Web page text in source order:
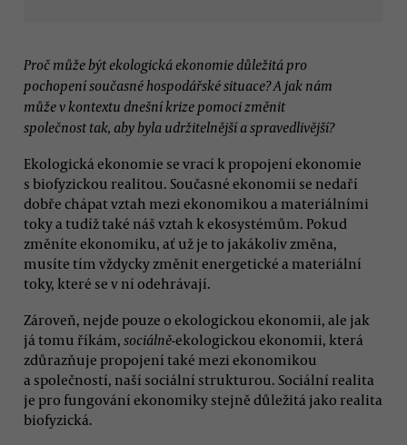
Proč může být ekologická ekonomie důležitá pro
pochopení současné hospodářské situace? A jak nám
může v kontextu dnešní krize pomoci změnit
společnost tak, aby byla udržitelnější a spravedlivější?
Ekologická ekonomie se vrací k propojení ekonomie
s biofyzickou realitou. Současné ekonomii se nedaří
dobře chápat vztah mezi ekonomikou a materiálními
toky a tudíž také náš vztah k ekosystémům. Pokud
změníte ekonomiku, ať už je to jakákoliv změna,
musíte tím vždycky změnit energetické a materiální
toky, které se v ní odehrávají.
Zároveň, nejde pouze o ekologickou ekonomii, ale jak
já tomu říkám, sociálně-ekologickou ekonomii, která
zdůrazňuje propojení také mezi ekonomikou
a společností, naší sociální strukturou. Sociální realita
je pro fungování ekonomiky stejně důležitá jako realita
biofyzická.